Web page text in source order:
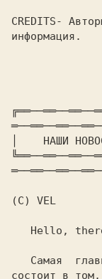
CREDITS-
информация.
НАШИ
(C) VEL
состоит в